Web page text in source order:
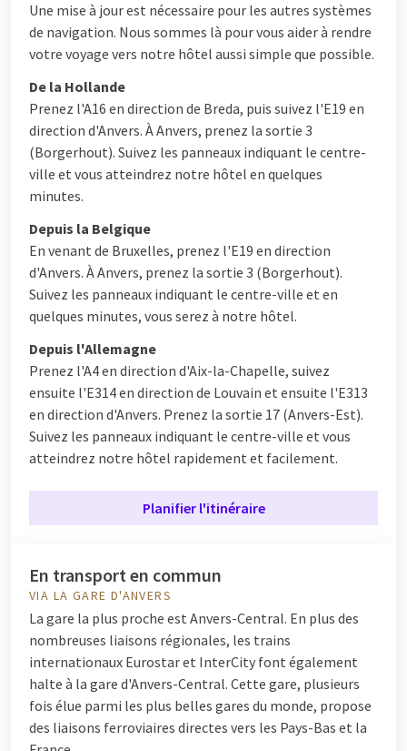
Une mise à jour est nécessaire pour les autres systèmes
de navigation. Nous sommes là pour vous aider à rendre
votre voyage vers notre hôtel aussi simple que possible.
De la Hollande
Prenez l'A16 en direction de Breda, puis suivez l'E19 en
direction d'Anvers. À Anvers, prenez la sortie 3
(Borgerhout). Suivez les panneaux indiquant le centre-
ville et vous atteindrez notre hôtel en quelques
minutes.
Depuis la Belgique
En venant de Bruxelles, prenez l'E19 en direction
d'Anvers. À Anvers, prenez la sortie 3 (Borgerhout).
Suivez les panneaux indiquant le centre-ville et en
quelques minutes, vous serez à notre hôtel.
Depuis l'Allemagne
Prenez l'A4 en direction d'Aix-la-Chapelle, suivez
ensuite l'E314 en direction de Louvain et ensuite l'E313
en direction d'Anvers. Prenez la sortie 17 (Anvers-Est).
Suivez les panneaux indiquant le centre-ville et vous
atteindrez notre hôtel rapidement et facilement.
Planifier l'itinéraire
En transport en commun
VIA LA GARE D'ANVERS
La gare la plus proche est Anvers-Central. En plus des
nombreuses liaisons régionales, les trains
internationaux Eurostar et InterCity font également
halte à la gare d'Anvers-Central. Cette gare, plusieurs
fois élue parmi les plus belles gares du monde, propose
des liaisons ferroviaires directes vers les Pays-Bas et la